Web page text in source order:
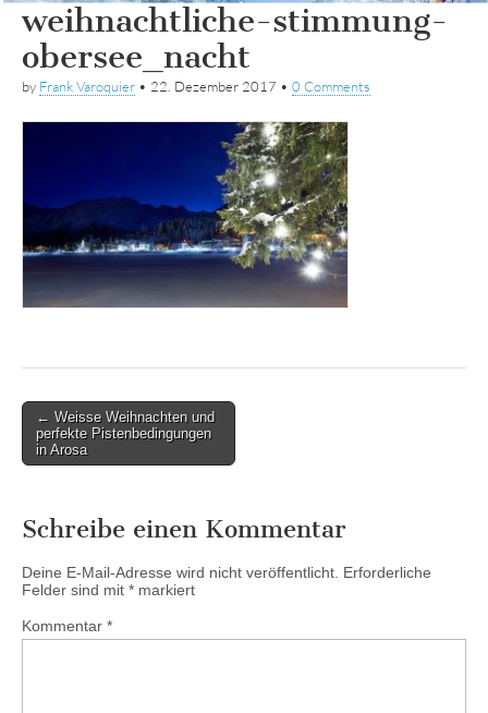
weihnachtliche-stimmung-
obersee_nacht
by Frank Varoquier • 22. Dezember 2017 • 0 Comments
Post
navigation
← Weisse Weihnachten und
perfekte Pistenbedingungen
in Arosa
Schreibe einen Kommentar
Deine E-Mail-Adresse wird nicht veröffentlicht. Erforderliche
Felder sind mit * markiert
Kommentar *